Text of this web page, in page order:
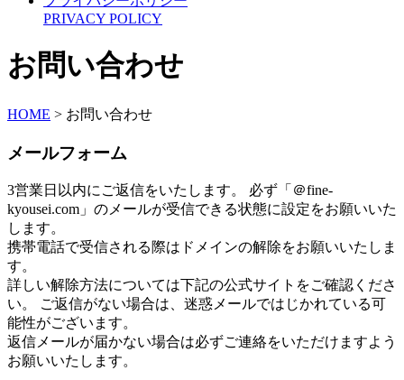
PRIVACY POLICY
お問い合わせ
HOME > お問い合わせ
メールフォーム
3営業日以内にご返信をいたします。 必ず「＠fine-
kyousei.com」のメールが受信できる状態に設定をお願いいた
します。
携帯電話で受信される際はドメインの解除をお願いいたしま
す。
詳しい解除方法については下記の公式サイトをご確認くださ
い。 ご返信がない場合は、迷惑メールではじかれている可
能性がございます。
返信メールが届かない場合は必ずご連絡をいただけますよう
お願いいたします。